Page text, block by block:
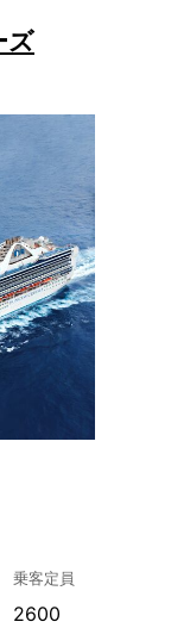
ズ
乗客定員
2600